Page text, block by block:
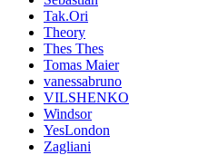
Tak.Ori
Theory
Thes Thes
Tomas Maier
vanessabruno
VILSHENKO
Windsor
YesLondon
Zagliani